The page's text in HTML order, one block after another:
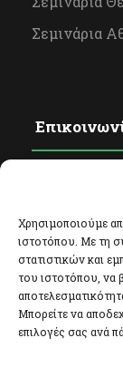
Χρησιμοποιούμε
ιστοτόπου. Με τη
στατιστικών και
του ιστοτόπου, να
Μπορείτε να
επιλογές σας ανά
Σεμινάρια
Φόρμα
Facebook
Twitter
Instagram